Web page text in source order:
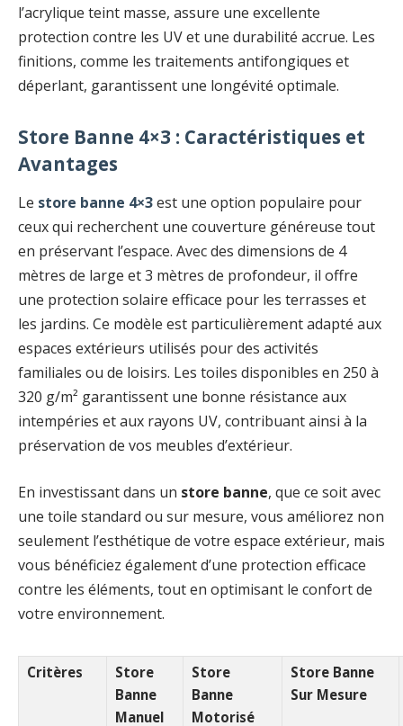
l’acrylique teint masse, assure une excellente
protection contre les UV et une durabilité accrue. Les
finitions, comme les traitements antifongiques et
déperlant, garantissent une longévité optimale.
Store Banne 4×3 : Caractéristiques et
Avantages
Le store banne 4×3est une option populaire pour
ceux qui recherchent une couverture généreuse tout
en préservant l’espace. Avec des dimensions de 4
mètres de large et 3 mètres de profondeur, il offre
une protection solaire efficace pour les terrasses et
les jardins. Ce modèle est particulièrement adapté aux
espaces extérieurs utilisés pour des activités
familiales ou de loisirs. Les toiles disponibles en 250 à
320 g/m² garantissent une bonne résistance aux
intempéries et aux rayons UV, contribuant ainsi à la
préservation de vos meubles d’extérieur.
En investissant dans un store banne, que ce soit avec
une toile standard ou sur mesure, vous améliorez non
seulement l’esthétique de votre espace extérieur, mais
vous bénéficiez également d’une protection efficace
contre les éléments, tout en optimisant le confort de
votre environnement.
Critères
Store
Banne
Manuel
Store
Banne
Motorisé
Store Banne
Sur Mesure